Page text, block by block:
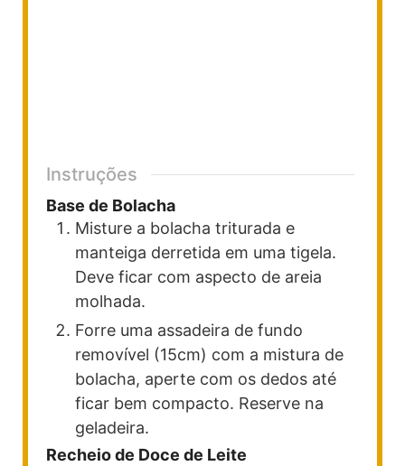
Instruções
Base de Bolacha
Misture a bolacha triturada e
manteiga derretida em uma tigela.
Deve ficar com aspecto de areia
molhada.
Forre uma assadeira de fundo
removível (15cm) com a mistura de
bolacha, aperte com os dedos até
ficar bem compacto. Reserve na
geladeira.
Recheio de Doce de Leite